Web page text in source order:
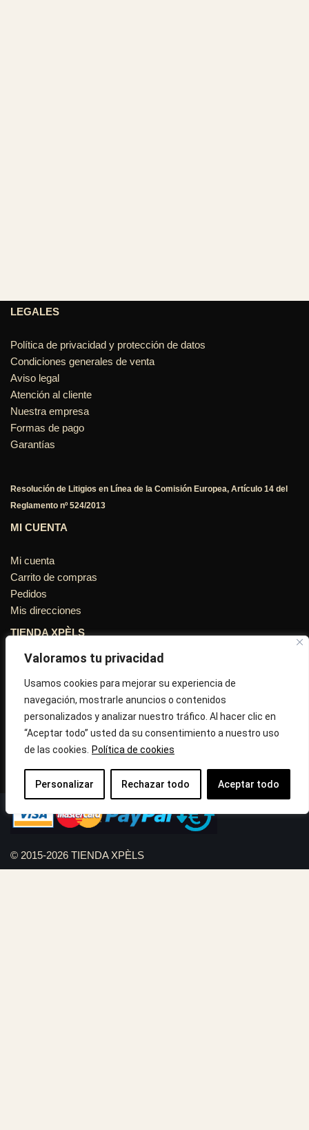
Valoramos tu privacidad
Usamos cookies para mejorar su experiencia de
navegación, mostrarle anuncios o contenidos
personalizados y analizar nuestro tráfico. Al hacer clic en
“Aceptar todo” usted da su consentimiento a nuestro uso
de las cookies.
Política de cookies
Personalizar Rechazar todo Aceptar todo
LEGALES
Política de privacidad y protección de datos
Condiciones generales de venta
Aviso legal
Atención al cliente
Nuestra empresa
Formas de pago
Garantías
Resolución de Litigios en Línea de la Comisión Europea, Artículo 14 del
Reglamento nº 524/2013
MI CUENTA
Mi cuenta
Carrito de compras
Pedidos
Mis direcciones
TIENDA XPÈLS
Avinguda Molins de Rei Nº 3
08755, Barcelona, Cataluña, España
Horario: Lun-Vie 09:30h a 13:30h y 16:45h a 20:00h - Sab
10:30h a 14:.00h
Correo:info@tiendaxpels.com
© 2015-2026 TIENDA XPÈLS